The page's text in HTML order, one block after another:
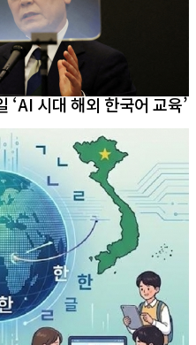
시대 해외 한국어 교육’